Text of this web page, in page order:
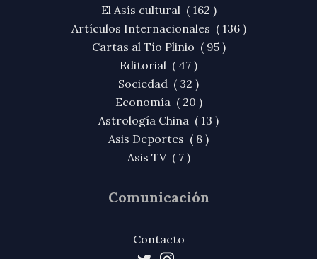
El Asís cultural ( 162 )
Artículos Internacionales ( 136 )
Cartas al Tío Plinio ( 95 )
Editorial ( 47 )
Sociedad ( 32 )
Economía ( 20 )
Astrología China ( 13 )
Asis Deportes ( 8 )
Asis TV ( 7 )
Comunicación
Contacto